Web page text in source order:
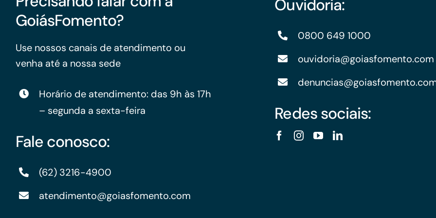
GoiásFomento?
Use nossos canais de atendimento ou
venha até a nossa sede
Horário de atendimento: das 9h às 17h
– segunda a sexta-feira
Fale conosco:
(62) 3216-4900
atendimento@goiasfomento.com
Ouvidoria:
0800 649 1000
ouvidoria@goiasfomento.com
Redes sociais: